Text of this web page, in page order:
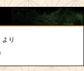
より